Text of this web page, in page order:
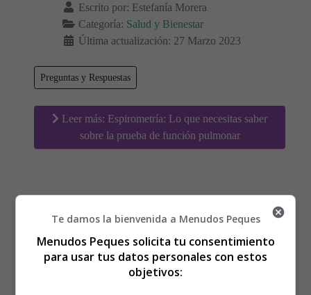
Escrito por: Estefanía Morera
Categoría: Salud y Bienestar
Última actualización: 27 Marzo 2023
Preguntas y Respuestas
Leer más: Espirometría: Lo que necesitas saber
sobre la prueba de función pulmonar
Síntomas y tratamiento
Te damos la bienvenida a Menudos Peques
Menudos Peques solicita tu consentimiento
para usar tus datos personales con estos
objetivos: